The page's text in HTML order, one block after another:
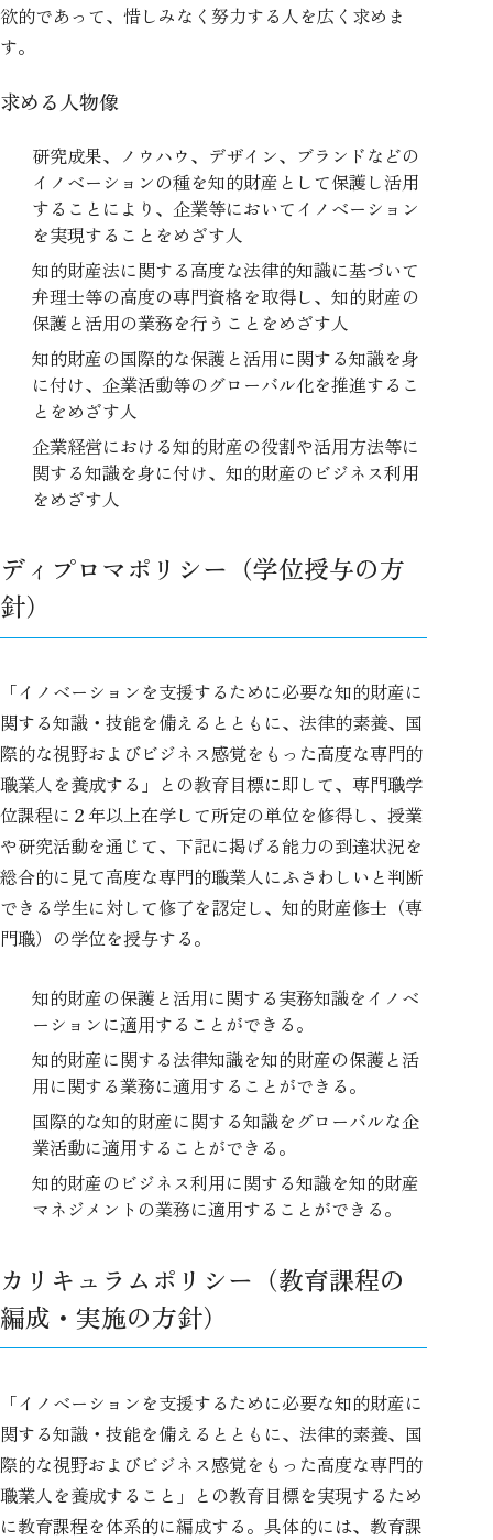
欲的であって、惜しみなく努力する人を広く求めま
す。
求める人物像
研究成果、ノウハウ、デザイン、ブランドなどの
イノベーションの種を知的財産として保護し活用
することにより、企業等においてイノベーション
を実現することをめざす人
知的財産法に関する高度な法律的知識に基づいて
弁理士等の高度の専門資格を取得し、知的財産の
保護と活用の業務を行うことをめざす人
知的財産の国際的な保護と活用に関する知識を身
に付け、企業活動等のグローバル化を推進するこ
とをめざす人
企業経営における知的財産の役割や活用方法等に
関する知識を身に付け、知的財産のビジネス利用
をめざす人
ディプロマポリシー（学位授与の方
針）
「イノベーションを支援するために必要な知的財産に
関する知識・技能を備えるとともに、法律的素養、国
際的な視野およびビジネス感覚をもった高度な専門的
職業人を養成する」との教育目標に即して、専門職学
位課程に２年以上在学して所定の単位を修得し、授業
や研究活動を通じて、下記に掲げる能力の到達状況を
総合的に見て高度な専門的職業人にふさわしいと判断
できる学生に対して修了を認定し、知的財産修士（専
門職）の学位を授与する。
知的財産の保護と活用に関する実務知識をイノベ
ーションに適用することができる。
知的財産に関する法律知識を知的財産の保護と活
用に関する業務に適用することができる。
国際的な知的財産に関する知識をグローバルな企
業活動に適用することができる。
知的財産のビジネス利用に関する知識を知的財産
マネジメントの業務に適用することができる。
カリキュラムポリシー（教育課程の
編成・実施の方針）
「イノベーションを支援するために必要な知的財産に
関する知識・技能を備えるとともに、法律的素養、国
際的な視野およびビジネス感覚をもった高度な専門的
職業人を養成すること」との教育目標を実現するため
に教育課程を体系的に編成する。具体的には、教育課